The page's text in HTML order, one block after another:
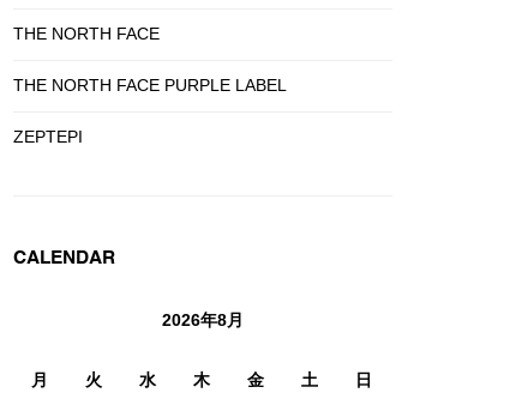
THE NORTH FACE
THE NORTH FACE PURPLE LABEL
ZEPTEPI
CALENDAR
2026年8月
月 火 水 木 金 土 日